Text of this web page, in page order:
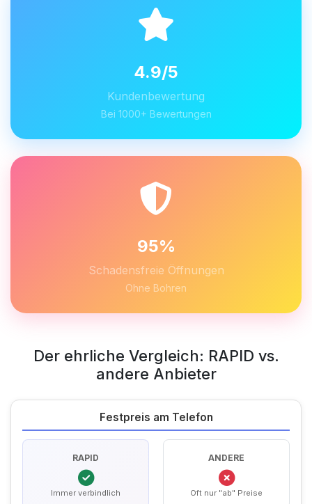
4.9/5
Kundenbewertung
Bei 1000+ Bewertungen
95%
Schadensfreie Öffnungen
Ohne Bohren
Der ehrliche Vergleich: RAPID vs.
andere Anbieter
Festpreis am Telefon
RAPID
Immer verbindlich
ANDERE
Oft nur "ab" Preise